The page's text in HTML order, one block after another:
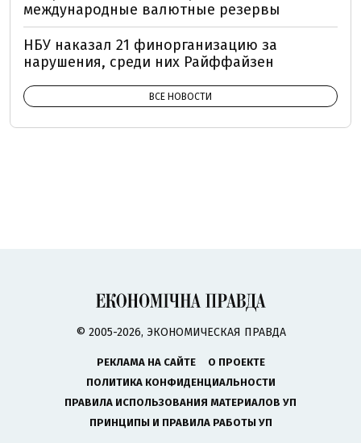
международные валютные резервы
НБУ наказал 21 финорганизацию за
нарушения, среди них Райффайзен
ВСЕ НОВОСТИ
© 2005-2026, ЭКОНОМИЧЕСКАЯ ПРАВДА
РЕКЛАМА НА САЙТЕ
О ПРОЕКТЕ
ПОЛИТИКА КОНФИДЕНЦИАЛЬНОСТИ
ПРАВИЛА ИСПОЛЬЗОВАНИЯ МАТЕРИАЛОВ УП
ПРИНЦИПЫ И ПРАВИЛА РАБОТЫ УП